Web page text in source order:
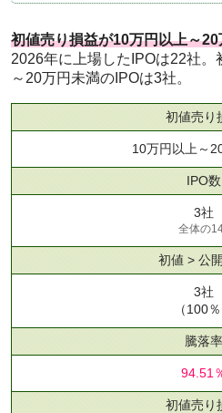
初値売り損益が10万円以上～20
2026年に上場したIPOは22社。
～20万円未満のIPOは3社。
初値売り
10万円以上～
IPO数
3社
全体の
初値 > 公
3社
（100％
騰落率
94.51
初値売り